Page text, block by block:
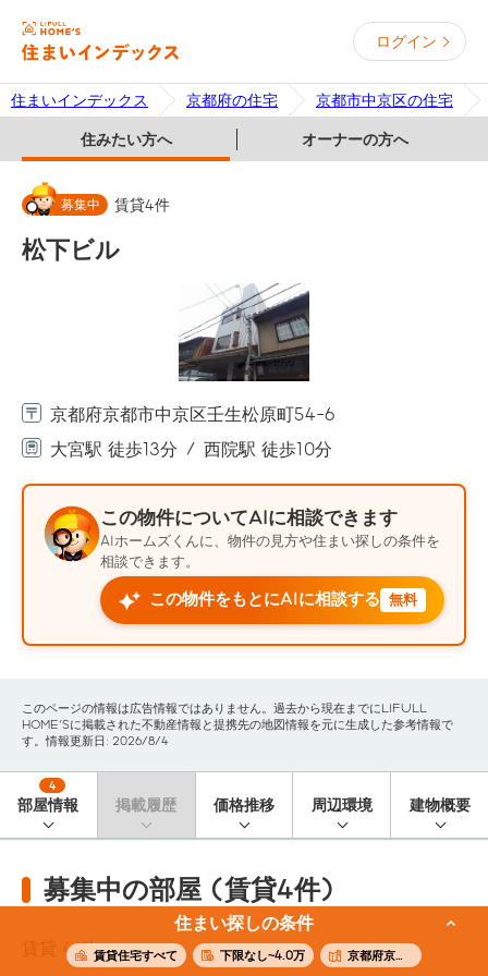
ログイン
住まいインデックス 京都府の住宅 京都市中京区の住宅
住みたい方へ オーナーの方へ
住まい探しの条件
賃貸住宅すべて 下限なし~4.0万 京都府京都市中京区
募集中 賃貸4件
松下ビル
京都府京都市中京区壬生松原町54-6
大宮駅 徒歩13分
西院駅 徒歩10分
この物件についてAIに相談できます
AIホームズくんに、物件の見方や住まい探しの条件を
相談できます。
この物件をもとにAIに相談する 無料
このページの情報は広告情報ではありません。過去から現在までにLIFULL
HOME'Sに掲載された不動産情報と提携先の地図情報を元に生成した参考情報で
す。情報更新日: 2026/8/4
部屋情報
4
掲載履歴 価格推移 周辺環境 建物概要
募集中の部屋 (賃貸4件)
4 件